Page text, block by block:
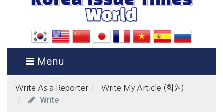
Menu
Write As a Reporter Write My Article (회원)
Write